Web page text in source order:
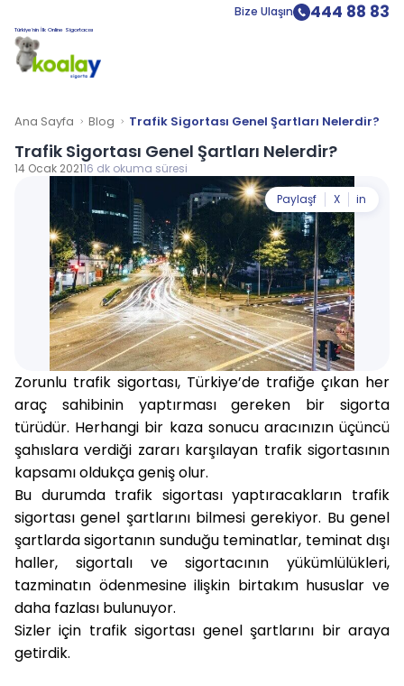
Bize Ulaşın 444 88 83
Türkiye’nin İlk Online Sigortacısı
Ana Sayfa Blog Trafik Sigortası Genel Şartları Nelerdir?
Trafik Sigortası Genel Şartları Nelerdir?
14 Ocak 202116 dk okuma süresi
Paylaşf X in
Zorunlu trafik sigortası, Türkiye’de trafiğe çıkan her
araç sahibinin yaptırması gereken bir sigorta
türüdür. Herhangi bir kaza sonucu aracınızın üçüncü
şahıslara verdiği zararı karşılayan trafik sigortasının
kapsamı oldukça geniş olur.
Bu durumda trafik sigortası yaptıracakların trafik
sigortası genel şartlarını bilmesi gerekiyor. Bu genel
şartlarda sigortanın sunduğu teminatlar, teminat dışı
haller, sigortalı ve sigortacının yükümlülükleri,
tazminatın ödenmesine ilişkin birtakım hususlar ve
daha fazlası bulunuyor.
Sizler için trafik sigortası genel şartlarını bir araya
getirdik.